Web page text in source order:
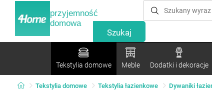
przyjemność
domowa
Tekstylia domowe Meble Dodatki i dekoracje
Tekstylia domowe Tekstylia łazienkowe Dywaniki